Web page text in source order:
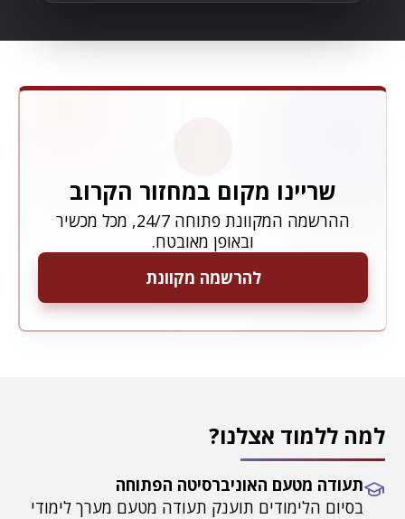
שריינו מקום במחזור הקרוב
ההרשמה המקוונת פתוחה 24/7, מכל מכשיר
ובאופן מאובטח.
להרשמה מקוונת
למה ללמוד אצלנו?
תעודה מטעם האוניברסיטה הפתוחה
בסיום הלימודים תוענק תעודה מטעם מערך לימודי